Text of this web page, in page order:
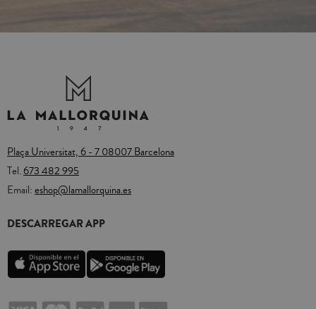
Plaça Universitat, 6 - 7 08007 Barcelona
Tel.673 482 995
Email:eshop@lamallorquina.es
DESCARREGAR APP